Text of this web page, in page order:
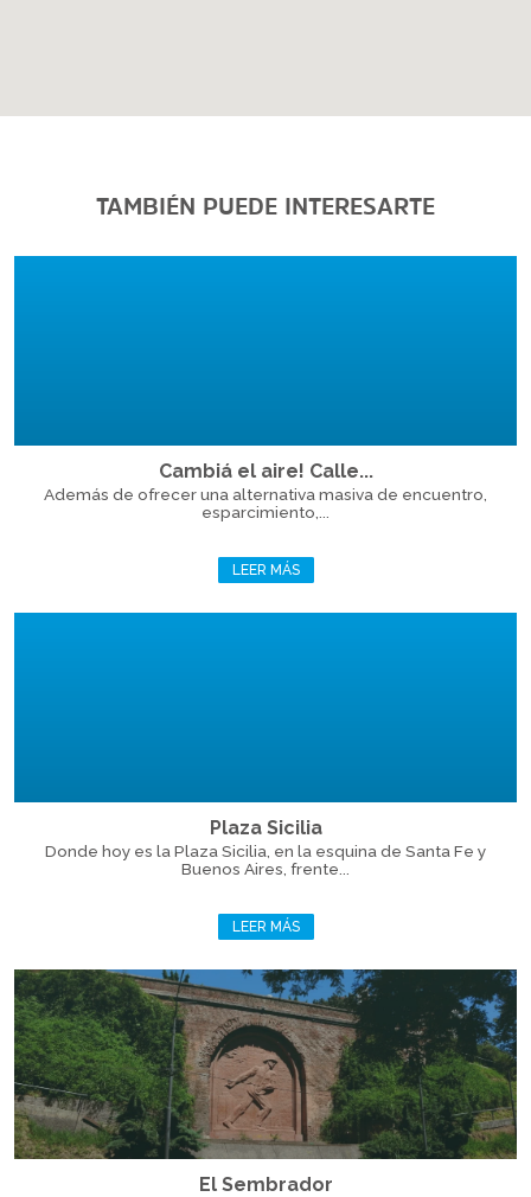
TAMBIÉN PUEDE INTERESARTE
Cambiá el aire! Calle...
Además de ofrecer una alternativa masiva de encuentro,
esparcimiento,...
LEER MÁS
Plaza Sicilia
Donde hoy es la Plaza Sicilia, en la esquina de Santa Fe y
Buenos Aires, frente...
LEER MÁS
El Sembrador